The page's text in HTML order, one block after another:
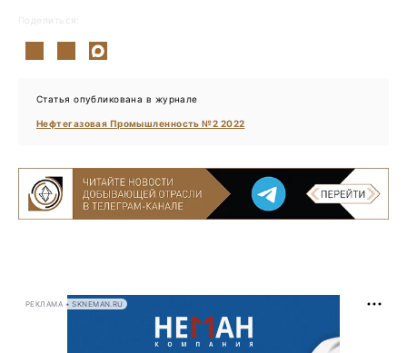
Поделиться:
Статья опубликована в журнале
Нефтегазовая Промышленность №2 2022
РЕКЛАМА • SKNEMAN.RU